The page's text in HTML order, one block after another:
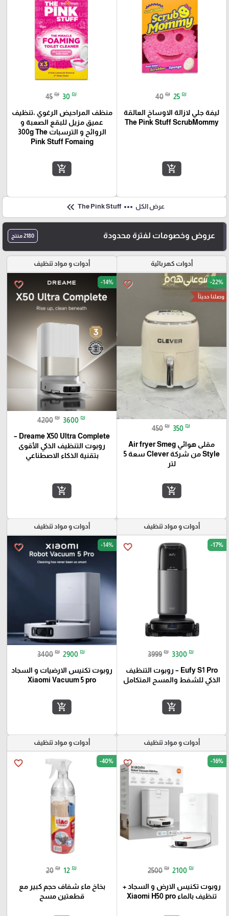
40 ₪ 25 ₪
ليفة جلي لازالة الاوساخ العالقة
The Pink Stuff ScrubMommy
add_shopping_cart
45 ₪ 30 ₪
منظف المراحيض الرغوي ،تنظيف
عميق مزيل للبقع الصعبة و
الروائح و الترسبات 300g The
Pink Stuff Fomaing
add_shopping_cart
عرض الكل more_horiz
keyboard_double_arrow_left
عروض وخصومات لفترة محدودة 2180 منتج
أدوات كهربائية
favorite_border -22%
وصلنا حديثاً
450 ₪ 350 ₪
مقلى هوائي Air fryer Smeg
Style من شركة Clever سعة 5
لتر
add_shopping_cart
أدوات و مواد تنظيف
favorite_border -14%
4200 ₪ 3600 ₪
Dreame X50 Ultra Complete –
روبوت التنظيف الذكي الأقوى
بتقنية الذكاء الاصطناعي
add_shopping_cart
أدوات و مواد تنظيف
favorite_border -17%
3999 ₪ 3300 ₪
Eufy S1 Pro – روبوت التنظيف
الذكي للشفط والمسح المتكامل
add_shopping_cart
أدوات و مواد تنظيف
favorite_border -14%
3400 ₪ 2900 ₪
روبوت تكنيس الارضيات و السجاد
Xiaomi Vacuum 5 pro
add_shopping_cart
أدوات و مواد تنظيف
favorite_border -16%
2500 ₪ 2100 ₪
روبوت تكنيس الارض و السجاد +
تنظيف بالماء Xiaomi H50 pro
أدوات و مواد تنظيف
favorite_border -40%
20 ₪ 12 ₪
بخاخ ماء شفاف حجم كبير مع
قطعتين مسح